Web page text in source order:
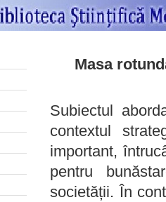
Masa
Subiectul
contextul
important,
pentru
societății. În